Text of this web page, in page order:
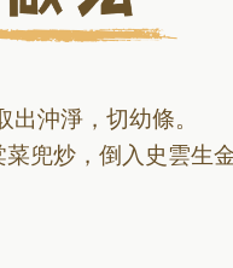
沖淨，切幼條。
兜炒，倒入史雲生